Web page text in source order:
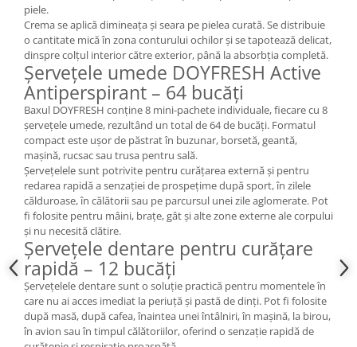
piele.
Crema se aplică dimineața și seara pe pielea curată. Se distribuie
o cantitate mică în zona conturului ochilor și se tapotează delicat,
dinspre colțul interior către exterior, până la absorbția completă.
Șervețele umede DOYFRESH Active
Antiperspirant – 64 bucăți
Baxul DOYFRESH conține 8 mini-pachete individuale, fiecare cu 8
șervețele umede, rezultând un total de 64 de bucăți. Formatul
compact este ușor de păstrat în buzunar, borsetă, geantă,
mașină, rucsac sau trusa pentru sală.
Șervețelele sunt potrivite pentru curățarea externă și pentru
redarea rapidă a senzației de prospețime după sport, în zilele
călduroase, în călătorii sau pe parcursul unei zile aglomerate. Pot
fi folosite pentru mâini, brațe, gât și alte zone externe ale corpului
și nu necesită clătire.
Șervețele dentare pentru curățare
rapidă – 12 bucăți
Șervețelele dentare sunt o soluție practică pentru momentele în
care nu ai acces imediat la periuță și pastă de dinți. Pot fi folosite
după masă, după cafea, înaintea unei întâlniri, în mașină, la birou,
în avion sau în timpul călătoriilor, oferind o senzație rapidă de